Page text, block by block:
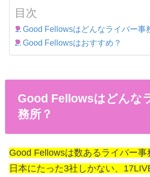
目次
Good Fellowsはどんなライバー事
Good Fellowsはおすすめ？
Good Fellowsはどんな
務所？
Good Fellowsは数あるライバー事
日本にたった3社しかない、